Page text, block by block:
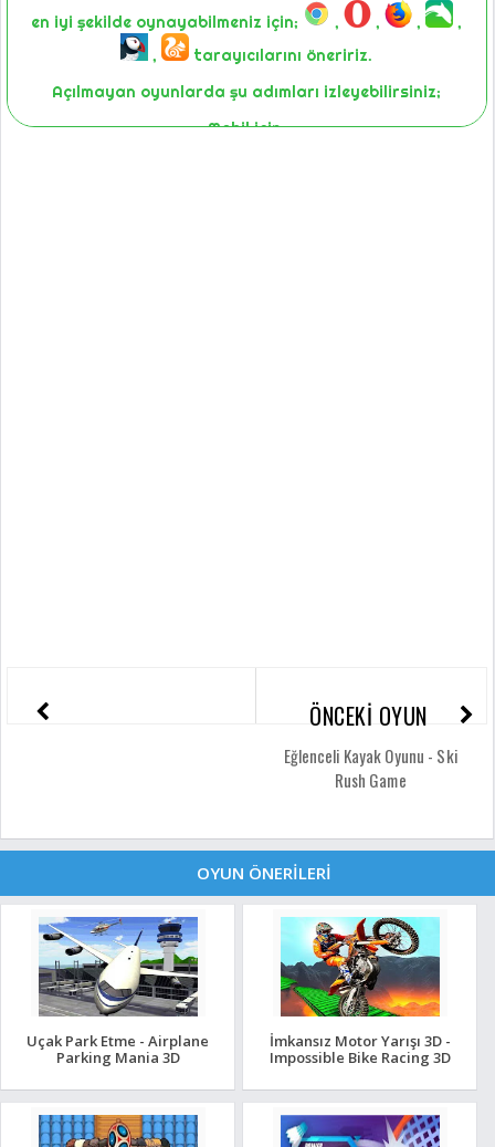
en iyi şekilde oynayabilmeniz için;
, , ,
,
,
tarayıcılarını öneririz.
Açılmayan oyunlarda şu adımları izleyebilirsiniz;
Mobil için;
ÖNCEKİ OYUN
Eğlenceli Kayak Oyunu - Ski
Rush Game
OYUN ÖNERİLERİ
Uçak Park Etme - Airplane
Parking Mania 3D
İmkansız Motor Yarışı 3D -
Impossible Bike Racing 3D